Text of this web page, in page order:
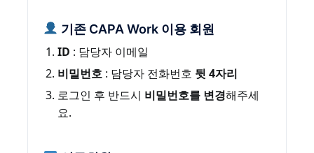
기존 CAPA Work 이용 회원
ID : 담당자 이메일
비밀번호 : 담당자 전화번호 뒷 4자리
로그인 후 반드시 비밀번호를 변경해주세
요.